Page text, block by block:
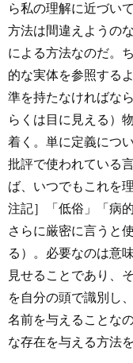
ら私の理解に近づい
方法は間違えようの
による方法なのだ。
的な実体を参照する
準を持たなければな
らくは目に見える）
着く。単に定義につ
批評で使われている
ば、いつでもこれを
注記］「低俗」「病
さらに厳密に言うと
る）。必要なのは意
見せることであり、
を自分の頭で識別し
名前を与えることな
な存在を与える方法